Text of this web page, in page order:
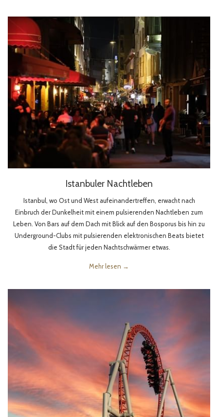
Istanbuler Nachtleben
Istanbul, wo Ost und West aufeinandertreffen, erwacht nach
Einbruch der Dunkelheit mit einem pulsierenden Nachtleben zum
Leben. Von Bars auf dem Dach mit Blick auf den Bosporus bis hin zu
Underground-Clubs mit pulsierenden elektronischen Beats bietet
die Stadt für jeden Nachtschwärmer etwas.
Mehr lesen